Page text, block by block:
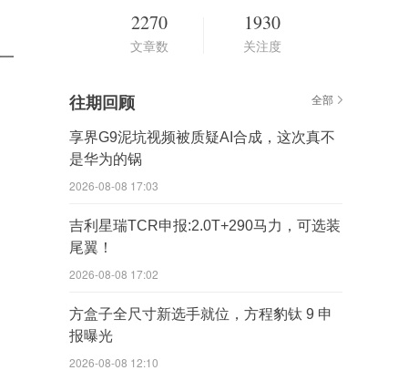
2270
文章数
1930
关注度
往期回顾 全部
享界G9泥坑视频被质疑AI合成，这次真不
是华为的锅
2026-08-08 17:03
吉利星瑞TCR申报:2.0T+290马力，可选装
尾翼！
2026-08-08 17:02
方盒子全尺寸新选手就位，方程豹钛 9 申
报曝光
2026-08-08 12:10